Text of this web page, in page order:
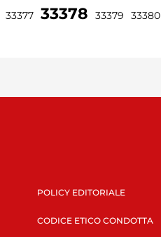
33377 33378 33379 33380
POLICY EDITORIALE
CODICE ETICO CONDOTTA